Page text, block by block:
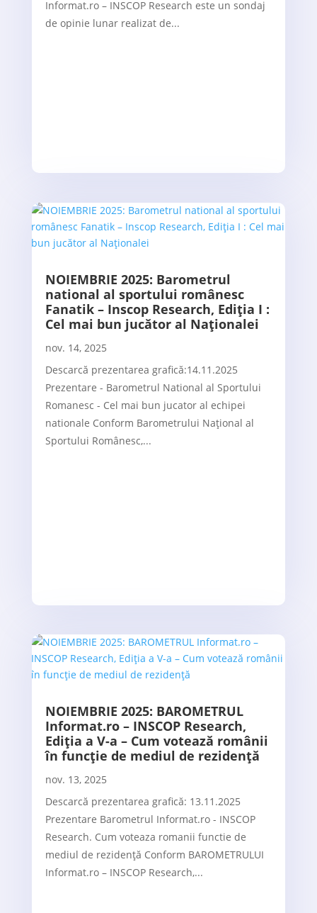
Informat.ro – INSCOP Research este un sondaj
de opinie lunar realizat de...
NOIEMBRIE 2025: Barometrul
national al sportului românesc
Fanatik – Inscop Research, Ediția I :
Cel mai bun jucător al Naționalei
nov. 14, 2025
Descarcă prezentarea grafică:14.11.2025
Prezentare - Barometrul National al Sportului
Romanesc - Cel mai bun jucator al echipei
nationale Conform Barometrului Național al
Sportului Românesc,...
NOIEMBRIE 2025: BAROMETRUL
Informat.ro – INSCOP Research,
Ediția a V-a – Cum votează românii
în funcție de mediul de rezidență
nov. 13, 2025
Descarcă prezentarea grafică: 13.11.2025
Prezentare Barometrul Informat.ro - INSCOP
Research. Cum voteaza romanii functie de
mediul de rezidență Conform BAROMETRULUI
Informat.ro – INSCOP Research,...